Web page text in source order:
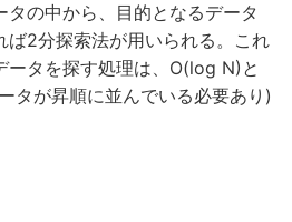
の中から、目的となるデータ
ば2分探索法が用いられる。これ
ータを探す処理は、O(log N)と
タが昇順に並んでいる必要あり)